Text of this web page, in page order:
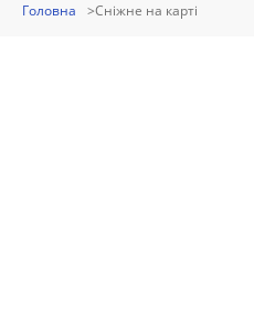
Головна Сніжне на карті